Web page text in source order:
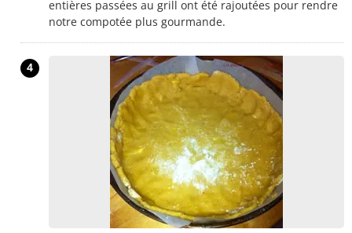
entières passées au grill ont été rajoutées pour rendre
notre compotée plus gourmande.
4